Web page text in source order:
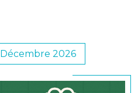
Décembre 2026